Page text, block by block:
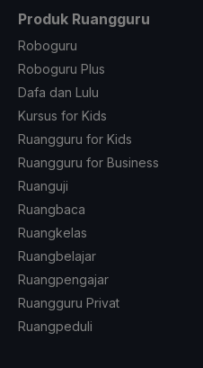
Produk Ruangguru
Roboguru
Roboguru Plus
Dafa dan Lulu
Kursus for Kids
Ruangguru for Kids
Ruangguru for Business
Ruanguji
Ruangbaca
Ruangkelas
Ruangbelajar
Ruangpengajar
Ruangguru Privat
Ruangpeduli